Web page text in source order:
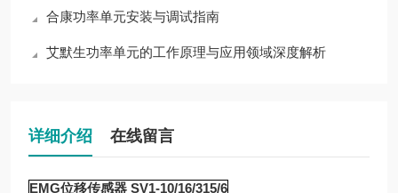
合康功率单元安装与调试指南
艾默生功率单元的工作原理与应用领域深度解析
详细介绍 在线留言
EMG位移传感器 SV1-10/16/315/6